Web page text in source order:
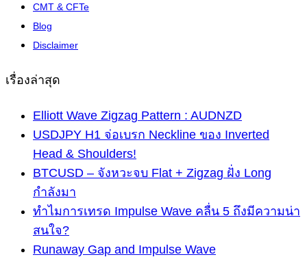
CMT & CFTe
Blog
Disclaimer
เรื่องล่าสุด
Elliott Wave Zigzag Pattern : AUDNZD
USDJPY H1 จ่อเบรก Neckline ของ Inverted
Head & Shoulders!
BTCUSD – จังหวะจบ Flat + Zigzag ฝั่ง Long
กำลังมา
ทำไมการเทรด Impulse Wave คลื่น 5 ถึงมีความน่า
สนใจ?
Runaway Gap and Impulse Wave